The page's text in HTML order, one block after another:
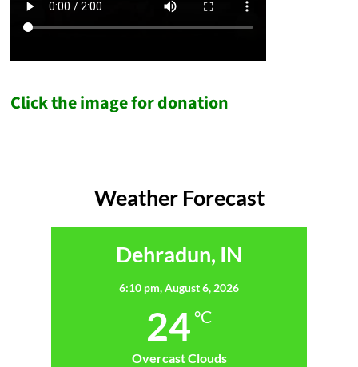
Click the image for donation
Weather Forecast
Dehradun, IN
6:10 pm,August 6, 2026
24 °C
Overcast Clouds